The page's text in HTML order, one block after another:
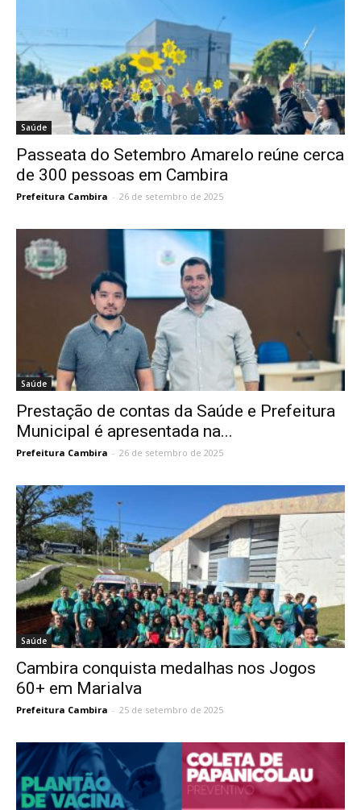
Saúde
Passeata do Setembro Amarelo reúne cerca
de 300 pessoas em Cambira
Prefeitura Cambira - 26 de setembro de 2025
Saúde
Prestação de contas da Saúde e Prefeitura
Municipal é apresentada na...
Prefeitura Cambira - 26 de setembro de 2025
Saúde
Cambira conquista medalhas nos Jogos
60+ em Marialva
Prefeitura Cambira - 25 de setembro de 2025